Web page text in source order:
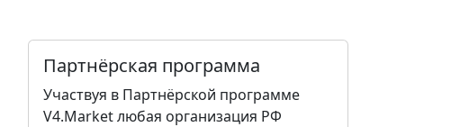
Партнёрская программа
Участвуя в Партнёрской программе
V4.Market любая организация РФ